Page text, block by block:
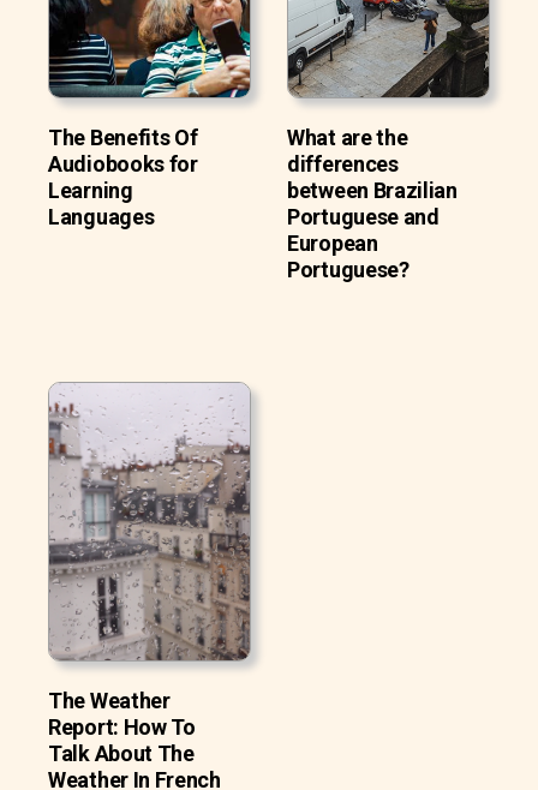
The Benefits Of
Audiobooks for
Learning
Languages
What are the
differences
between Brazilian
Portuguese and
European
Portuguese?
The Weather
Report: How To
Talk About The
Weather In French